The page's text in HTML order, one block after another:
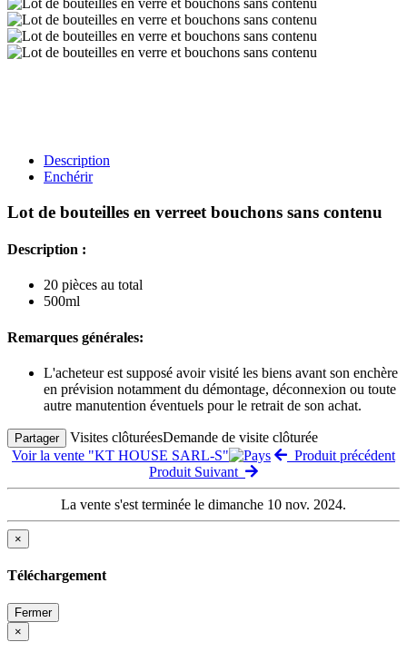
Description
Enchérir
Lot de bouteilles en verreet bouchons sans contenu
Description :
20 pièces au total
500ml
Remarques générales:
L'acheteur est supposé avoir visité les biens avant son enchère
en prévision notamment du démontage, déconnexion ou toute
autre manutention éventuels pour le retrait de son achat.
Partager Visites clôturéesDemande de visite clôturée
Voir la vente "KT HOUSE SARL-S"
Produit précédent
Produit Suivant
La vente s'est terminée le dimanche 10 nov. 2024.
×
Téléchargement
Fermer
×